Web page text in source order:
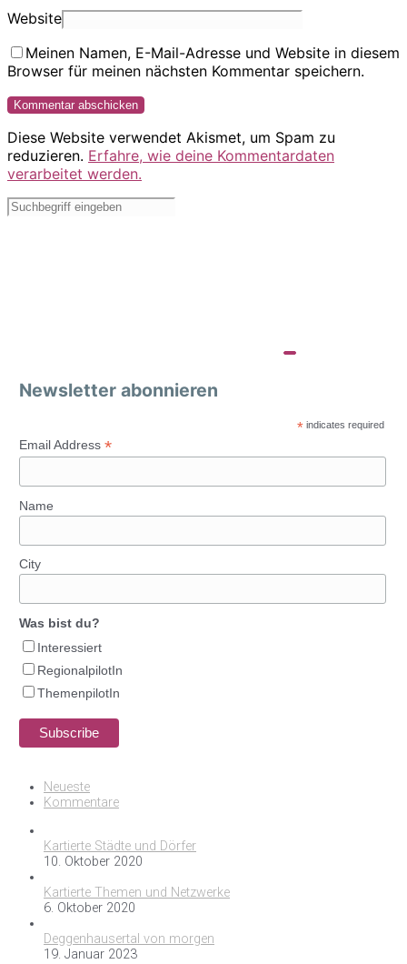
Website
Meinen Namen, E-Mail-Adresse und Website in diesem
Browser für meinen nächsten Kommentar speichern.
Diese Website verwendet Akismet, um Spam zu
reduzieren. Erfahre, wie deine Kommentardaten
verarbeitet werden.
Newsletter abonnieren
* indicates required
Email Address *
Name
City
Was bist du?
Interessiert
RegionalpilotIn
ThemenpilotIn
Neueste
Kommentare
Kartierte Städte und Dörfer
10. Oktober 2020
Kartierte Themen und Netzwerke
6. Oktober 2020
Deggenhausertal von morgen
19. Januar 2023